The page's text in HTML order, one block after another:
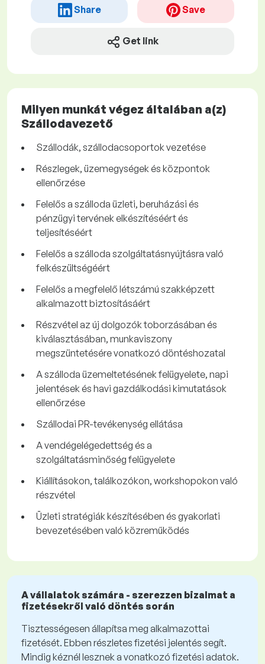
Share Save
Get link
Milyen munkát végez általában a(z)
Szállodavezető
Szállodák, szállodacsoportok vezetése
Részlegek, üzemegységek és központok
ellenőrzése
Felelős a szálloda üzleti, beruházási és
pénzügyi tervének elkészítéséért és
teljesítéséért
Felelős a szálloda szolgáltatásnyújtásra való
felkészültségéért
Felelős a megfelelő létszámú szakképzett
alkalmazott biztosításáért
Részvétel az új dolgozók toborzásában és
kiválasztásában, munkaviszony
megszüntetésére vonatkozó döntéshozatal
A szálloda üzemeltetésének felügyelete, napi
jelentések és havi gazdálkodási kimutatások
ellenőrzése
Szállodai PR-tevékenység ellátása
A vendégelégedettség és a
szolgáltatásminőség felügyelete
Kiállításokon, találkozókon, workshopokon való
részvétel
Üzleti stratégiák készítésében és gyakorlati
bevezetésében való közreműködés
A vállalatok számára - szerezzen bizalmat a
fizetésekről való döntés során
Tisztességesen állapítsa meg alkalmazottai
fizetését. Ebben részletes fizetési jelentés segít.
Mindig kéznél lesznek a vonatkozó fizetési adatok.